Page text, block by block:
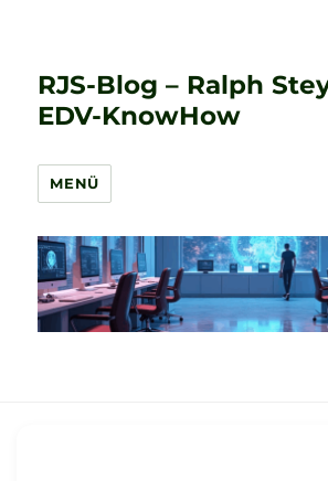
RJS-Blog – Ralph
EDV-KnowHow
MENÜ